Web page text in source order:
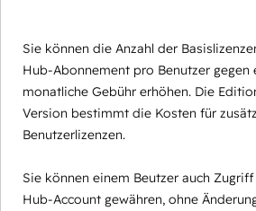
Sie können die Anzahl der
Hub-Abonnement pro Benutzer gegen
monatliche Gebühr erhöhen. Die
Version bestimmt die Kosten für
Benutzerlizenzen.
Sie können einem Beutzer auch
Hub-Account gewähren, ohne